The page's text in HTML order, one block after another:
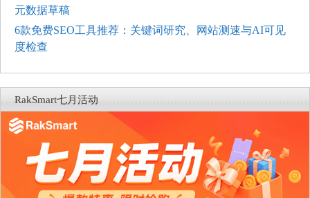
元数据草稿
6款免费SEO工具推荐：关键词研究、网站测速与AI可见
度检查
RakSmart七月活动